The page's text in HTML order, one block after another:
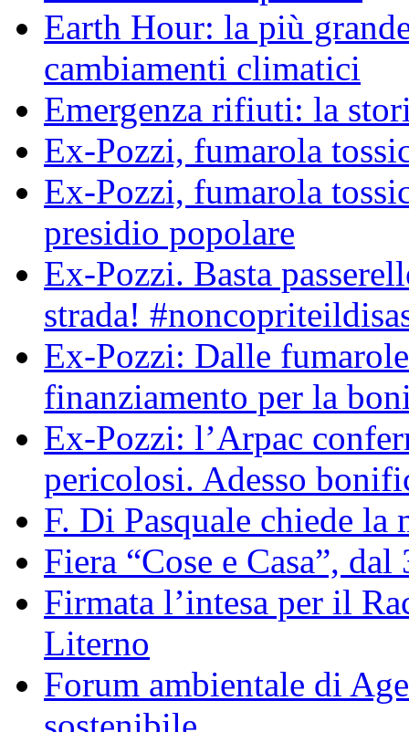
Earth Hour: la più
cambiamenti climatici
Emergenza rifiuti: la
Ex-Pozzi, fumarola
Ex-Pozzi, fumarola
presidio popolare
Ex-Pozzi. Basta
strada!
Ex-Pozzi: Dalle
finanziamento per la
Ex-Pozzi: l’Arpac
pericolosi. Adesso
F. Di Pasquale chiede
Fiera “Cose e Casa”,
Firmata l’intesa per il
Literno
Forum ambientale di